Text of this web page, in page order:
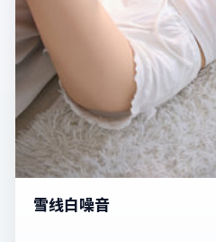
雪线白噪音